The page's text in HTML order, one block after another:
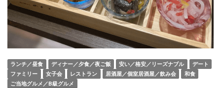
ランチ／昼食 ディナー／夕食／夜ご飯 安い／格安／リーズナブル
デート
ファミリー
女子会 レストラン 居酒屋／個室居酒屋／飲み会
和食
ご当地グルメ／B級グルメ